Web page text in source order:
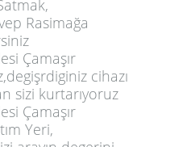
Rasimağa
Çamaşır
cihazı
sizi kurtarıyoruz
Çamaşır
Yeri,